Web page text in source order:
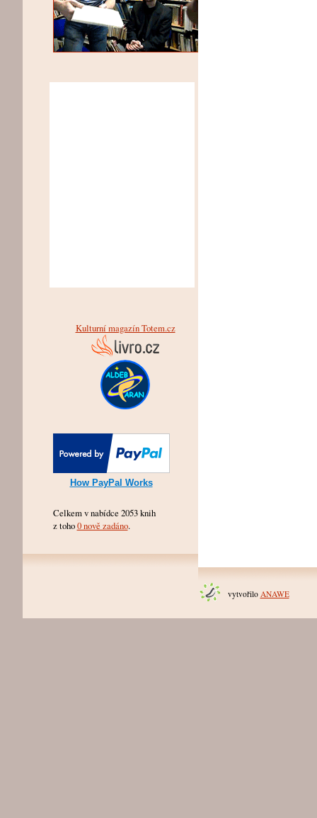
Kulturní magazín Totem.cz
How PayPal Works
Celkem v nabídce 2053 knih
z toho0 nově zadáno.
vytvořilo ANAWE